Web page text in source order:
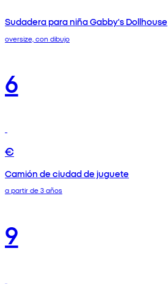
Sudadera para niña Gabby's Dollhouse
oversize, con dibujo
6
€
Camión de ciudad de juguete
a partir de 3 años
9